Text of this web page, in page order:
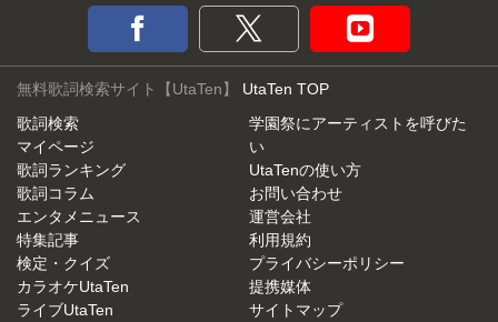
無料歌詞検索サイト【UtaTen】 UtaTen TOP
歌詞検索
マイページ
歌詞ランキング
歌詞コラム
エンタメニュース
特集記事
検定・クイズ
カラオケUtaTen
ライブUtaTen
学園祭にアーティストを呼びた
い
UtaTenの使い方
お問い合わせ
運営会社
利用規約
プライバシーポリシー
提携媒体
サイトマップ